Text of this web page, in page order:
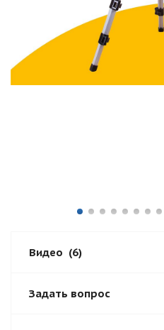
Видео (6)
Задать вопрос